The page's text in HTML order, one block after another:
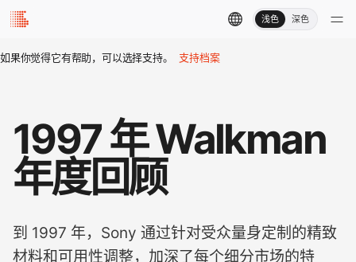
浅色 深色
如果你觉得它有帮助，可以选择支持。 支持档案
1997 年 Walkman
年度回顾
到 1997 年，Sony 通过针对受众量身定制的精致
材料和可用性调整，加深了每个细分市场的特